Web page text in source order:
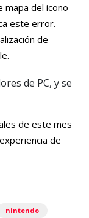
mapa del icono
este error.
de
de este mes
de
nintendo